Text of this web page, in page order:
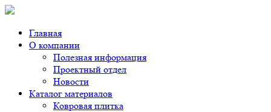
Главная
О компании
Полезная информация
Проектный отдел
Новости
Каталог материалов
Ковровая плитка